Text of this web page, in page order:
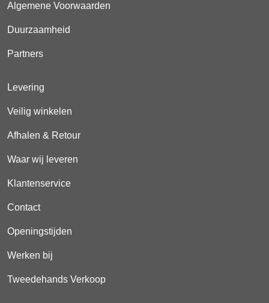
Algemene Voorwaarden
Duurzaamheid
Partners
Levering
Veilig winkelen
Afhalen & Retour
Waar wij leveren
Klantenservice
Contact
Openingstijden
Werken bij
Tweedehands Verkoop